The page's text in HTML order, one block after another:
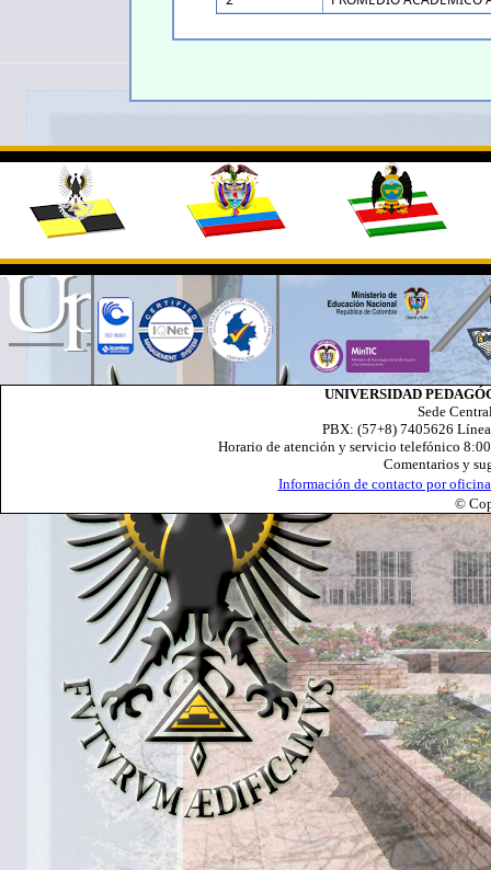
UNIVERSIDAD
Sede
PBX: (57+8) 7405626
Horario de atención y servicio telefónico
Comentarios y
Información de contacto por
©